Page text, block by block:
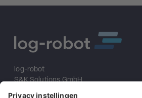
log-robot
S&K Solutions GmbH